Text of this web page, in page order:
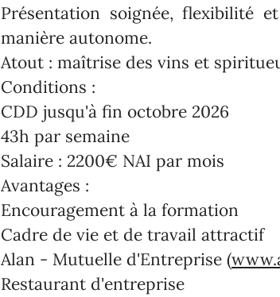
Présentation soignée, flexibilité
manière autonome.
Atout : maîtrise des vins et
Conditions :
CDD jusqu'à fin octobre 2026
43h par semaine
Salaire : 2200€ NAI par mois
Avantages :
Encouragement à la formation
Cadre de vie et de travail attractif
Alan - Mutuelle d'Entreprise (
Restaurant d'entreprise